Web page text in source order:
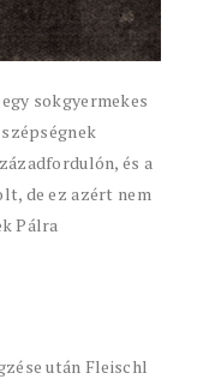
sokgyermekes
és a
de ez azért nem
Pálra
után Fleischl